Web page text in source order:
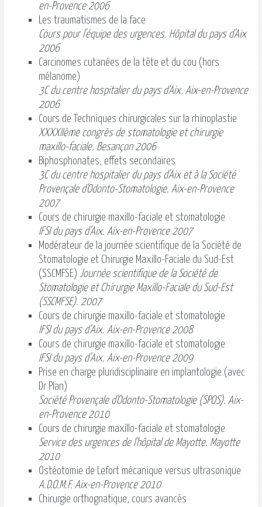
en-Provence 2006
Les traumatismes de la face
Cours pour l'équipe des urgences. Hôpital du pays d'Aix
2006
Carcinomes cutanées de la tête et du cou (hors
mélanome)
3C du centre hospitalier du pays d'Aix. Aix-en-Provence
2006
Cours de Techniques chirurgicales sur la rhinoplastie
XXXXIIème congrès de stomatologie et chirurgie
maxillo-faciale. Besançon 2006
Biphosphonates, effets secondaires
3C du centre hospitalier du pays d'Aix et à la Société
Provençale d'Odonto-Stomatologie. Aix-en-Provence
2007
Cours de chirurgie maxillo-faciale et stomatologie
IFSI du pays d’Aix. Aix-en-Provence 2007
Modérateur de la journée scientifique de la Société de
Stomatologie et Chirurgie Maxillo-Faciale du Sud-Est
(SSCMFSE) Journée scientifique de la Société de
Stomatologie et Chirurgie Maxillo-Faciale du Sud-Est
(SSCMFSE). 2007
Cours de chirurgie maxillo-faciale et stomatologie
IFSI du pays d’Aix. Aix-en-Provence 2008
Cours de chirurgie maxillo-faciale et stomatologie
IFSI du pays d’Aix. Aix-en-Provence 2009
Prise en charge pluridisciplinaire en implantologie (avec
Dr Plan)
Société Provençale d'Odonto-Stomatologie (SPOS). Aix-
en-Provence 2010
Cours de chirurgie maxillo-faciale et stomatologie
Service des urgences de l'hôpital de Mayotte. Mayotte
2010
Ostéotomie de Lefort mécanique versus ultrasonique
A.D.O.M.F. Aix-en-Provence 2010
Chirurgie orthognatique, cours avancés